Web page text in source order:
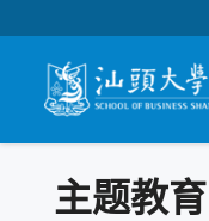
主题教